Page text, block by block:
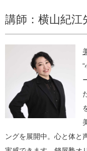
講師：横山紀江
ングを展開中。心と体と